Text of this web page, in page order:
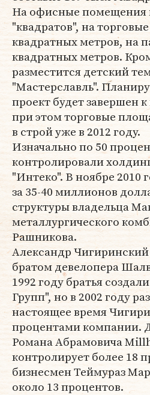
На офисные помещения
"квадратов", на
квадратных метров, на
квадратных метров.
разместится детский
"Мастерславль".
проект будет завершен
при этом торговые
в строй уже в 2012 году.
Изначально по 50
контролировали
"Интеко". В ноябре 2010
за 35-40 миллионов
структуры владельца
металлургического
Рашникова.
Александр
братом девелопера
1992 году братья
Групп", но в 2002 году
настоящее время
процентами компании.
Романа Абрамовича
контролирует более 18
бизнесмен Теймураз
около 13 процентов.